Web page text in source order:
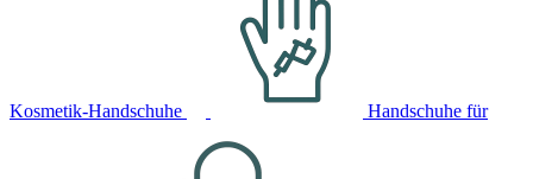
Kosmetik-Handschuhe Handschuhe für